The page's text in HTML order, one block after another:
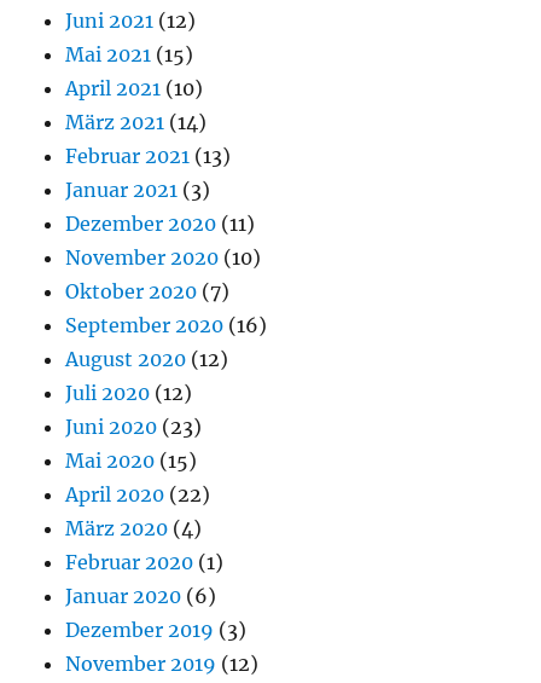
Juni 2021 (12)
Mai 2021 (15)
April 2021 (10)
März 2021 (14)
Februar 2021 (13)
Januar 2021 (3)
Dezember 2020 (11)
November 2020 (10)
Oktober 2020 (7)
September 2020 (16)
August 2020 (12)
Juli 2020 (12)
Juni 2020 (23)
Mai 2020 (15)
April 2020 (22)
März 2020 (4)
Februar 2020 (1)
Januar 2020 (6)
Dezember 2019 (3)
November 2019 (12)